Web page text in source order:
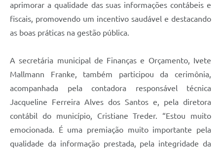
aprimorar a qualidade das suas informações contábeis e
fiscais, promovendo um incentivo saudável e destacando
as boas práticas na gestão pública.
A secretária municipal de Finanças e Orçamento, Ivete
Mallmann Franke, também participou da cerimônia,
acompanhada pela contadora responsável técnica
Jacqueline Ferreira Alves dos Santos e, pela diretora
contábil do município, Cristiane Treder. “Estou muito
emocionada. É uma premiação muito importante pela
qualidade da informação prestada, pela integridade da